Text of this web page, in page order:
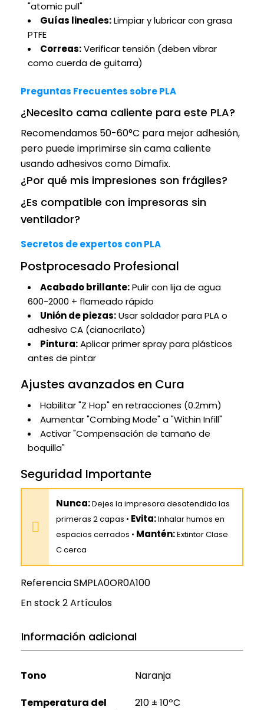
"atomic pull"
Guías lineales:Limpiar y lubricar con grasa
PTFE
Correas:Verificar tensión (deben vibrar
como cuerda de guitarra)
Preguntas Frecuentes sobre PLA
¿Necesito cama caliente para este PLA?
Recomendamos 50-60°C para mejor adhesión,
pero puede imprimirse sin cama caliente
usando adhesivos como Dimafix.
¿Por qué mis impresiones son frágiles?
¿Es compatible con impresoras sin
ventilador?
Secretos de expertos con PLA
Postprocesado Profesional
Acabado brillante:Pulir con lija de agua
600-2000 + flameado rápido
Unión de piezas:Usar soldador para PLA o
adhesivo CA (cianocrilato)
Pintura:Aplicar primer spray para plásticos
antes de pintar
Ajustes avanzados en Cura
Habilitar "Z Hop" en retracciones (0.2mm)
Aumentar "Combing Mode" a "Within Infill"
Activar "Compensación de tamaño de
boquilla"
Seguridad Importante
Nunca:Dejes la impresora desatendida las
primeras 2 capas • Evita:Inhalar humos en
espacios cerrados • Mantén:Extintor Clase
C cerca
ReferenciaSMPLA0OR0A100
En stock2 Artículos
Información adicional
Tono
Naranja
Temperatura del
210 ± 10ºC